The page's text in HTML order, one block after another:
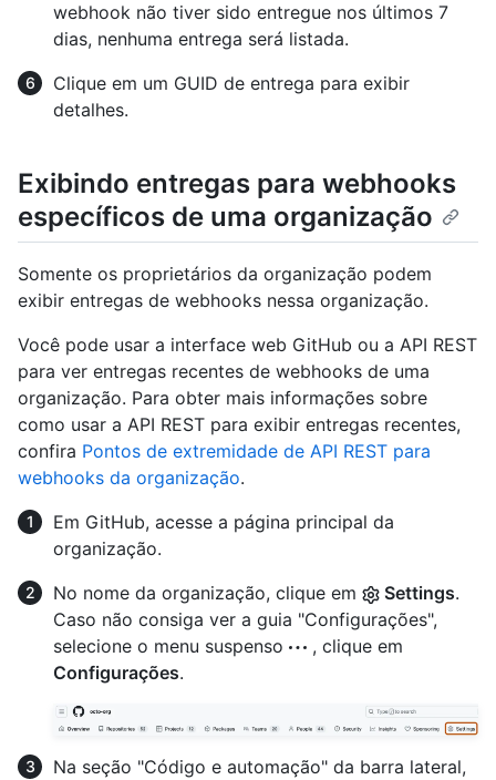
webhook não tiver sido entregue nos últimos 7
dias, nenhuma entrega será listada.
Clique em um GUID de entrega para exibir
detalhes.
Exibindo entregas para webhooks
específicos de uma organização
Somente os proprietários da organização podem
exibir entregas de webhooks nessa organização.
Você pode usar a interface web GitHub ou a API REST
para ver entregas recentes de webhooks de uma
organização. Para obter mais informações sobre
como usar a API REST para exibir entregas recentes,
confira Pontos de extremidade de API REST para
webhooks da organização.
Em GitHub, acesse a página principal da
organização.
No nome da organização, clique em
Settings.
Caso não consiga ver a guia "Configurações",
selecione o menu suspenso
, clique em
Configurações.
Na seção "Código e automação" da barra lateral,